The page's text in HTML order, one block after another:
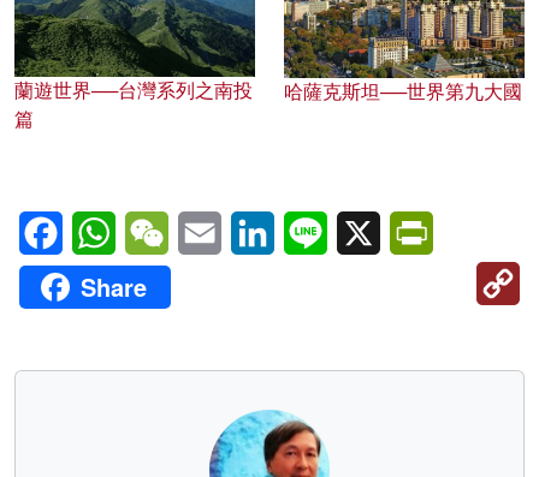
蘭遊世界──台灣系列之南投
篇
哈薩克斯坦──世界第九大國
FacebookWhatsAppWeChatEmail LinkedInLine X
Share